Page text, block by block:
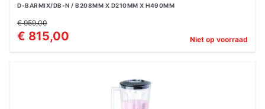
D-BARMIX/DB-N / B208MM X D210MM X H490MM
€ 959,00
€ 815,00 Niet op voorraad